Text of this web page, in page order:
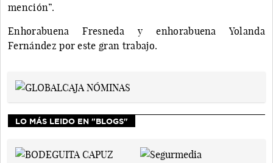
mención”.
Enhorabuena Fresneda y enhorabuena Yolanda
Fernández por este gran trabajo.
LO MÁS LEIDO EN "BLOGS"